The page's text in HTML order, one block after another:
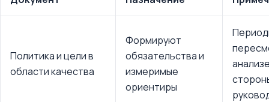
Политика и цели в
области качества
Формируют
обязательства и
измеримые
ориентиры